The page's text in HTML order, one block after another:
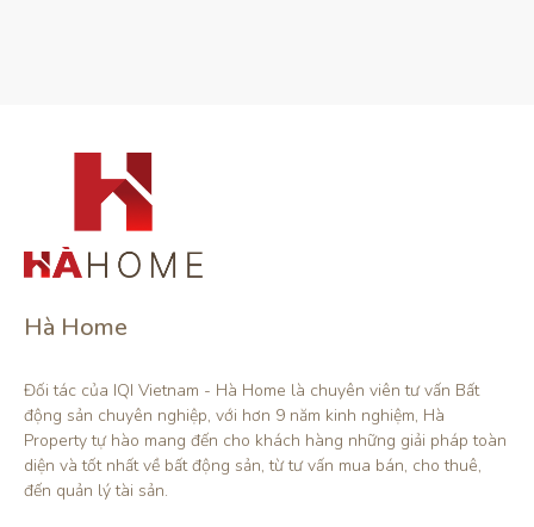
Hà Home
Đối tác của IQI Vietnam - Hà Home là chuyên viên tư vấn Bất
động sản chuyên nghiệp, với hơn 9 năm kinh nghiệm, Hà
Property tự hào mang đến cho khách hàng những giải pháp toàn
diện và tốt nhất về bất động sản, từ tư vấn mua bán, cho thuê,
đến quản lý tài sản.